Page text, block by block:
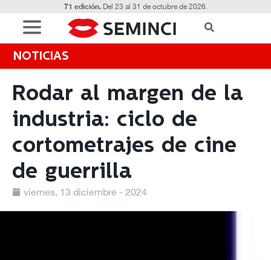
71 edición.Del 23 al 31 de octubre de 2026.
NOTICIAS
Rodar al margen de la
industria: ciclo de
cortometrajes de cine
de guerrilla
viernes, 13 diciembre - 2024